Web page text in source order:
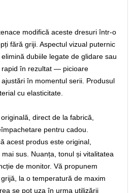
modifică aceste dresuri într-o
fără griji. Aspectul vizual puternic
dubiile legate de glidare sau
rapid în rezultat — picioare
în momentul serii. Produsul
cu elasticitate.
direct de la fabrică,
pentru cadou.
acest produs este original,
sus. Nuanța, tonul și vitalitatea
de monitor. Vă propunem
la o temperatură de maxim
se pot uza în urma utilizării